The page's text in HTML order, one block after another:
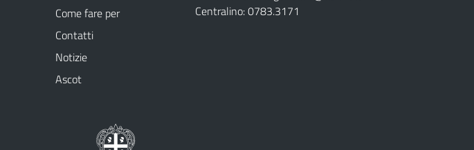
Come fare per
Contatti
Notizie
Ascot
Centralino: 0783.3171